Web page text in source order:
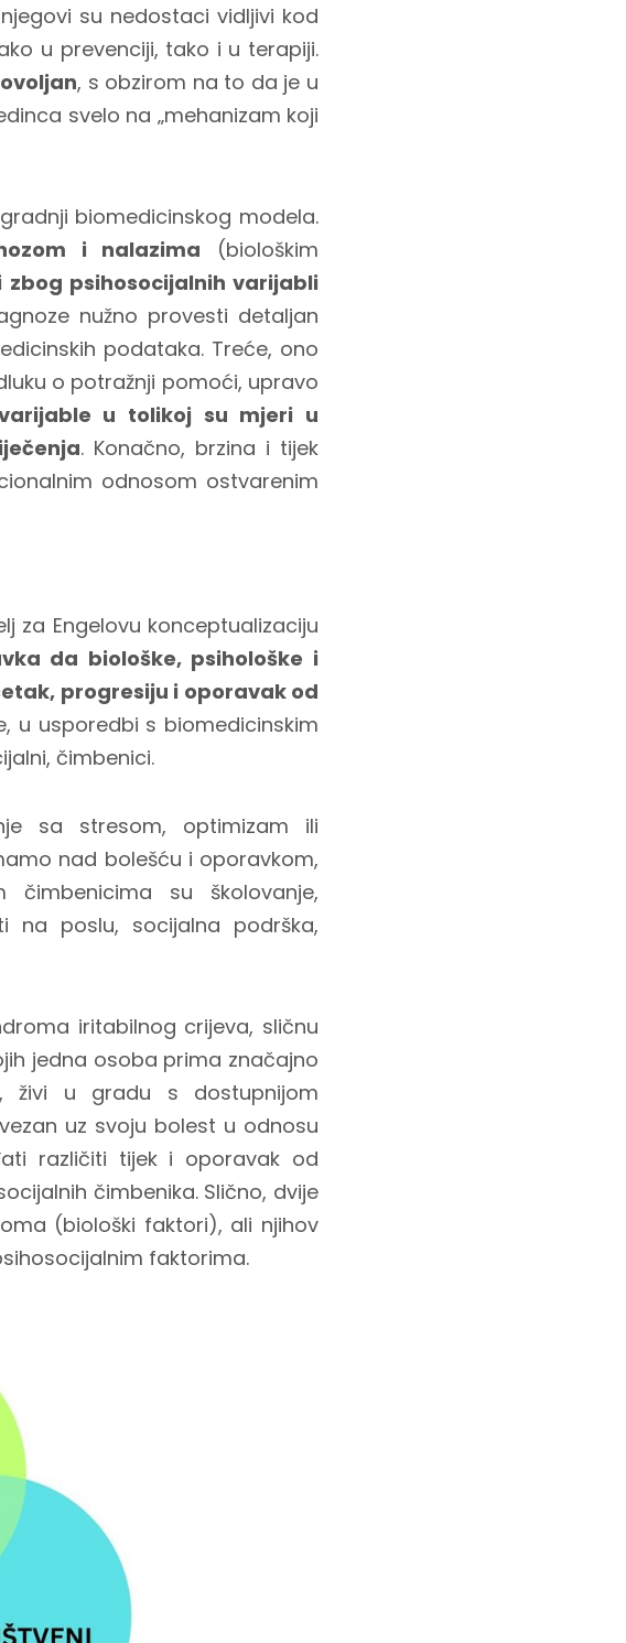
su nedostaci vidljivi kod
u prevenciji, tako i u terapiji.
, s obzirom na to da je u
svelo na „mehanizam koji
biomedicinskog modela.
i nalazima (biološkim
psihosocijalnih varijabli
nužno provesti detaljan
podataka. Treće, ono
o potražnji pomoći, upravo
u tolikoj su mjeri u
. Konačno, brzina i tijek
odnosom ostvarenim
za Engelovu konceptualizaciju
da biološke, psihološke i
progresiju i oporavak od
u usporedbi s biomedicinskim
čimbenici.
sa stresom, optimizam ili
nad bolešću i oporavkom,
su školovanje,
na poslu, socijalna podrška,
iritabilnog crijeva, sličnu
jedna osoba prima značajno
živi u gradu s dostupnijom
uz svoju bolest u odnosu
različiti tijek i oporavak od
čimbenika. Slično, dvije
(biološki faktori), ali njihov
faktorima.